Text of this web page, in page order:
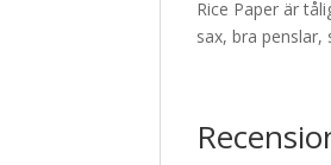
Rice Paper är
sax, bra